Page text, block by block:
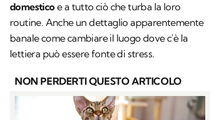
domestico e a tutto ciò che turba la loro
routine. Anche un dettaglio apparentemente
banale come cambiare il luogo dove c'è la
lettiera può essere fonte di stress.
NON PERDERTI QUESTO ARTICOLO